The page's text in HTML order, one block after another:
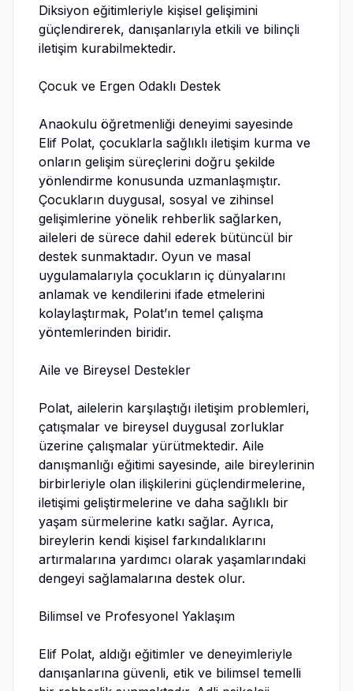
Diksiyon eğitimleriyle kişisel gelişimini
güçlendirerek, danışanlarıyla etkili ve bilinçli
iletişim kurabilmektedir.
Çocuk ve Ergen Odaklı Destek
Anaokulu öğretmenliği deneyimi sayesinde
Elif Polat, çocuklarla sağlıklı iletişim kurma ve
onların gelişim süreçlerini doğru şekilde
yönlendirme konusunda uzmanlaşmıştır.
Çocukların duygusal, sosyal ve zihinsel
gelişimlerine yönelik rehberlik sağlarken,
aileleri de sürece dahil ederek bütüncül bir
destek sunmaktadır. Oyun ve masal
uygulamalarıyla çocukların iç dünyalarını
anlamak ve kendilerini ifade etmelerini
kolaylaştırmak, Polat’ın temel çalışma
yöntemlerinden biridir.
Aile ve Bireysel Destekler
Polat, ailelerin karşılaştığı iletişim problemleri,
çatışmalar ve bireysel duygusal zorluklar
üzerine çalışmalar yürütmektedir. Aile
danışmanlığı eğitimi sayesinde, aile bireylerinin
birbirleriyle olan ilişkilerini güçlendirmelerine,
iletişimi geliştirmelerine ve daha sağlıklı bir
yaşam sürmelerine katkı sağlar. Ayrıca,
bireylerin kendi kişisel farkındalıklarını
artırmalarına yardımcı olarak yaşamlarındaki
dengeyi sağlamalarına destek olur.
Bilimsel ve Profesyonel Yaklaşım
Elif Polat, aldığı eğitimler ve deneyimleriyle
danışanlarına güvenli, etik ve bilimsel temelli